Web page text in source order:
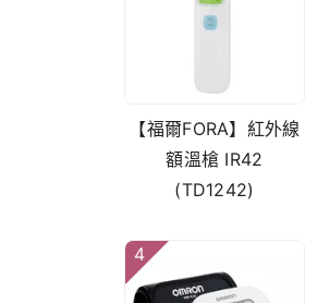
【福爾FORA】紅外線
額溫槍 IR42
(TD1242)
4